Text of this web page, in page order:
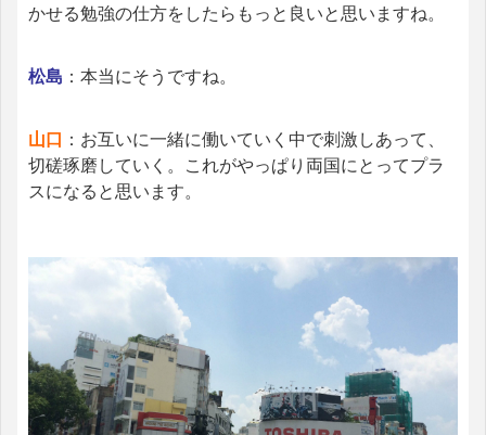
かせる勉強の仕方をしたらもっと良いと思いますね。
松島 ：本当にそうですね。
山口 ：お互いに一緒に働いていく中で刺激しあって、
切磋琢磨していく。これがやっぱり両国にとってプラ
スになると思います。